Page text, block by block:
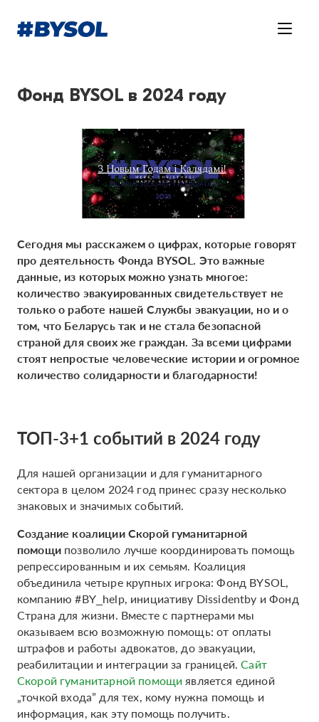
Фонд BYSOL в 2024 году
Сегодня мы расскажем о цифрах, которые говорят
про деятельность Фонда BYSOL. Это важные
данные, из которых можно узнать многое:
количество эвакуированных свидетельствует не
только о работе нашей Службы эвакуации, но и о
том, что Беларусь так и не стала безопасной
страной для своих же граждан. За всеми цифрами
стоят непростые человеческие истории и огромное
количество солидарности и благодарности!
ТОП-3+1 событий в 2024 году
Для нашей организации и для гуманитарного
сектора в целом 2024 год принес сразу несколько
знаковых и значимых событий.
Создание коалиции Скорой гуманитарной
помощипозволило лучше координировать помощь
репрессированным и их семьям. Коалиция
объединила четыре крупных игрока: Фонд BYSOL,
компанию #BY_help, инициативу Dissidentby и Фонд
Страна для жизни. Вместе с партнерами мы
оказываем всю возможную помощь: от оплаты
штрафов и работы адвокатов, до эвакуации,
реабилитации и интеграции за границей.Сайт
Скорой гуманитарной помощи является единой
„точкой входа” для тех, кому нужна помощь и
информация, как эту помощь получить.